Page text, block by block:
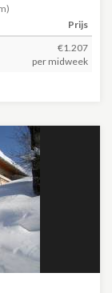
Prijs
€1.207
per midweek